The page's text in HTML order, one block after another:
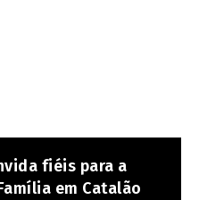
fiéis para a
em Catalão